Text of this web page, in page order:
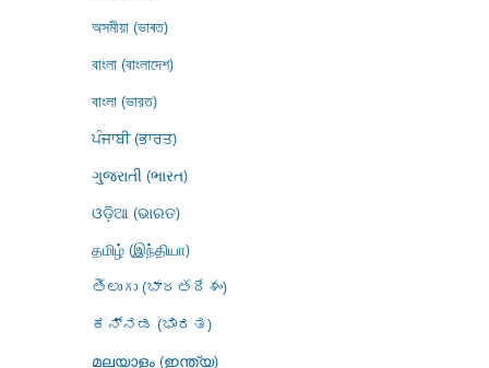
অসমীয়া (ভাৰত)
বাংলা (বাংলাদেশ)
বাংলা (ভারত)
ਪੰਜਾਬੀ (ਭਾਰਤ)
ગુજરાતી (ભારત)
ଓଡ଼ିଆ (ଭାରତ)
தமிழ் (இந்தியா)
తెలుగు (భారతదేశం)
ಕನ್ನಡ (ಭಾರತ)
മലയാളം (ഇന്ത്യ)